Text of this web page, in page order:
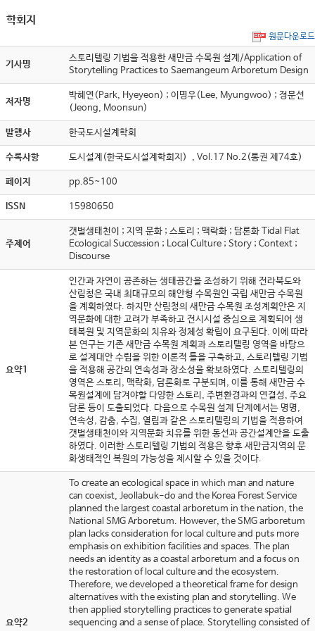
학회지
원문다운로드
기사명
스토리텔링 기법을 적용한 새만금 수목원 설계/Application of
Storytelling Practices to Saemangeum Arboretum Design
저자명
박혜연(Park, Hyeyeon) ; 이명우(Lee, Myungwoo) ; 정문선
(Jeong, Moonsun)
발행사 한국도시설계학회
수록사항 도시설계(한국도시설계학회지) , Vol.17 No.2(통권 제74호)
페이지 pp.85~100
ISSN 15980650
주제어
갯벌생태천이 ; 지역 문화 ; 스토리 ; 맥락화 ; 담론화 Tidal Flat
Ecological Succession ; Local Culture ; Story ; Context ;
Discourse
요약1
인간과 자연이 공존하는 생태공간을 조성하기 위해 전라북도와
산림청은 국내 최대규모의 해안형 수목원인 국립 새만금 수목원
을 계획하였다. 하지만 산림청의 새만금 수목원 조성계획안은 지
역문화에 대한 고려가 부족하고 전시시설 중심으로 계획되어 생
태복원 및 지역문화의 치유와 정체성 확립이 요구된다. 이에 따라
본 연구는 기존 새만금 수목원 계획과 스토리텔링 영역을 바탕으
로 설계대안 수립을 위한 이론적 틀을 구축하고, 스토리텔링 기법
을 적용해 공간의 연속성과 장소성을 확보하였다. 스토리텔링의
영역은 스토리, 맥락화, 담론화로 구분되며, 이를 통해 새만금 수
목원설계에 담겨야할 다양한 스토리, 주변환경과의 연결성, 주요
담론 등이 도출되었다. 다음으로 수목원 설계 단계에서는 명명,
연속성, 감춤, 수집, 열림과 같은 스토리텔링의 기법을 적용하여
갯벌생태천이와 지역문화 치유를 위한 동선과 공간설계안을 도출
하였다. 이러한 스토리텔링 기법의 적용은 향후 새만금지역의 문
화생태적인 복원의 가능성을 제시할 수 있을 것이다.
요약2
To create an ecological space in which man and nature
can coexist, Jeollabuk-do and the Korea Forest Service
planned the largest coastal arboretum in the nation, the
National SMG Arboretum. However, the SMG arboretum
plan lacks consideration for local culture and puts more
emphasis on exhibition facilities and spaces. The plan
needs an identity as a coastal arboretum and a focus on
the restoration of local culture and the ecosystem.
Therefore, we developed a theoretical frame for design
alternatives with the existing plan and storytelling. We
then applied storytelling practices to generate spatial
sequencing and a sense of place. Storytelling consisted of